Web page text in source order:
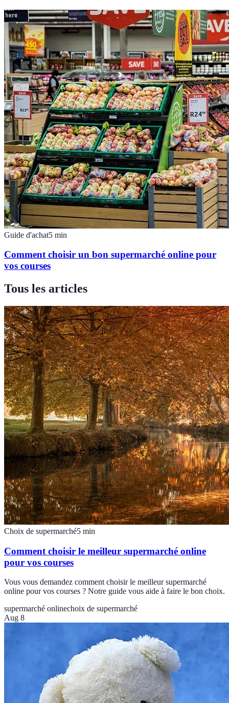
Guide d'achat5 min
Comment choisir un bon supermarché online pour
vos courses
Tous les articles
Choix de supermarché5 min
Comment choisir le meilleur supermarché online
pour vos courses
Vous vous demandez comment choisir le meilleur supermarché
online pour vos courses ? Notre guide vous aide à faire le bon choix.
supermarché onlinechoix de supermarché
Aug 8